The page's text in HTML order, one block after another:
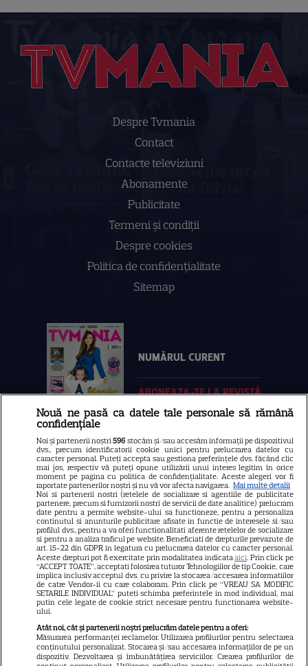
Despre Tvmania
Contact
Contacte televiziuni
Abonamente
Publicitate
Termeni și condiții
Despre cookies
Politica de confidenţialitate
Sitemap
NUMĂRUL CURENT
ABONEAZA-TE LA REVISTĂ
Libertatea
Libertatea pentru femei
GSP
Știri mondene
Avantaje
Elle
Unica
Retete practice
URMĂREȘTE-NE PE
Nouă ne pasă ca datele tale personale să rămână
confidențiale
Noi și partenerii noștri596 stocăm și/sau accesăm informații pe dispozitivul
dvs., precum identificatorii cookie unici pentru prelucrarea datelor cu
caracter personal. Puteți accepta sau gestiona preferințele dvs. făcând clic
mai jos, respectiv vă puteți opune utilizării unui interes legitim în orice
moment pe pagina cu politica de confidențialitate. Aceste alegeri vor fi
raportate partenerilor noștri și nu vă vor afecta navigarea. Mai multe detalii
Noi si partenerii nostri (retelele de socializare si agentiile de publicitate
partenere, precum si furnizorii nostri de servicii de date analitice) prelucram
date pentru a permite website-ului sa functioneze, pentru a personaliza
continutul si anunturile publicitare afisate in functie de interesele si/sau
profilul dvs., pentru a va oferi functionalitati aferente retelelor de socializare
si pentru a analiza traficul pe website. Beneficiati de drepturile prevazute de
art. 15-22 din GDPR in legatura cu prelucrarea datelor cu caracter personal.
Aceste drepturi pot fi exercitate prin modalitatea indicataaici. Prin click pe
“ACCEPT TOATE”, acceptati folosirea tuturor Tehnologiilor de tip Cookie, care
implica inclusiv acceptul dvs. cu privire la stocarea/accesarea informatiilor
de catre Vendor-ii cu care colaboram. Prin click pe “VREAU SA MODIFIC
SETARILE INDIVIDUAL” puteti schimba preferintele in mod individual, mai
putin cele legate de cookie strict necesare pentru functionarea website-
ului.
Atât noi, cât și partenerii noștri prelucrăm datele pentru a oferi:
Măsurarea performanței reclamelor. Utilizarea profilurilor pentru selectarea
conținutului personalizat. Stocarea și/sau accesarea informațiilor de pe un
dispozitiv. Dezvoltarea și îmbunătățirea serviciilor. Crearea profilurilor de